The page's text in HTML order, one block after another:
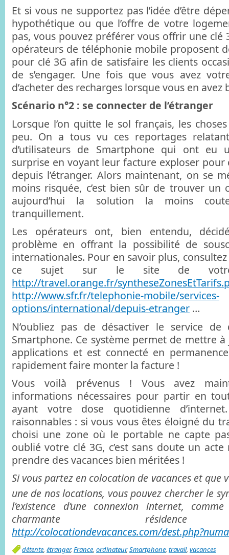
Et si vous ne supportez pas l’idée d’être
hypothétique ou que l’offre de votre
pas, vous pouvez préférer vous offrir une clé
opérateurs de téléphonie mobile proposent
pour clé 3G afin de satisfaire les clients
de s’engager. Une fois que vous avez
d’acheter des recharges lorsque vous en avez
Scénario n°2 : se connecter de l’étranger
Lorsque l’on quitte le sol français, les
peu. On a tous vu ces reportages
d’utilisateurs de Smartphone qui ont eu
surprise en voyant leur facture exploser pour
depuis l’étranger. Alors maintenant, on se
moins risquée, c’est bien sûr de trouver un
aujourd’hui la solution la moins
tranquillement.
Les opérateurs ont, bien entendu,
problème en offrant la possibilité de
internationales. Pour en savoir plus,
ce sujet sur le site de
http://travel.orange.fr/
http://www.sfr.fr/telephonie-mobile/services-
options/international/depuis-etranger …
N’oubliez pas de désactiver le service
Smartphone. Ce système permet de mettre
applications et est connecté en
rapidement faire monter la facture !
Vous voilà prévenus ! Vous avez
informations nécessaires pour partir en
ayant votre dose quotidienne
raisonnables : si vous vous êtes éloigné du
choisi une zone où le portable ne capte
oublié votre clé 3G, c’est sans doute un
prendre des vacances bien méritées !
Si vous partez en colocation de vacances et que
une de nos locations, vous pouvez chercher le
l’existence d’une connexion internet,
charmante résidence
http://colocationdevacances.com/
détente, étranger,France, ordinateur,Smartphone, travail, vacances